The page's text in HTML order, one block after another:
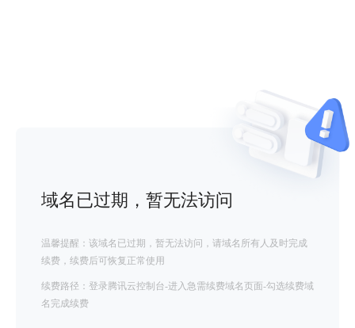
域名已过期，暂无法访问
温馨提醒：该域名已过期，暂无法访问，请域名所有人及时完成
续费，续费后可恢复正常使用
续费路径：登录腾讯云控制台-进入急需续费域名页面-勾选续费域
名完成续费